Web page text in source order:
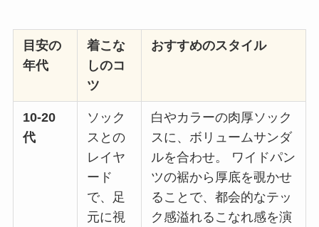
目安の
年代
着こな
しのコ
ツ
おすすめのスタイル
10-20
代
ソック
スとの
レイヤ
ード
で、足
元に視
白やカラーの肉厚ソック
スに、ボリュームサンダ
ルを合わせ。 ワイドパン
ツの裾から厚底を覗かせ
ることで、都会的なテッ
ク感溢れるこなれ感を演